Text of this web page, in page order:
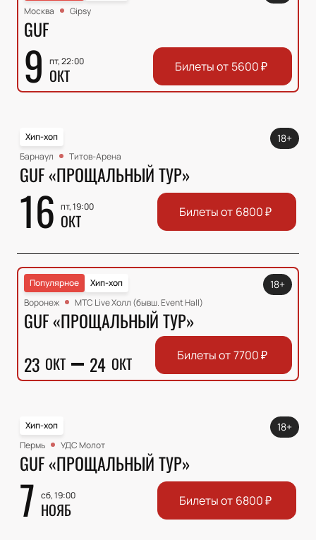
Москва
Gipsy
GUF
9 пт, 22:00
ОКТ Билеты от 5600₽
Хип-хоп
Барнаул
Титов-Арена
GUF «ПРОЩАЛЬНЫЙ ТУР»
16 пт, 19:00
ОКТ
18+
Билеты от 6800₽
Хип-хоп
Популярное
Воронеж
МТС Live Холл (бывш. Event Hall)
GUF «ПРОЩАЛЬНЫЙ ТУР»
23 ОКТ 24 ОКТ
18+
Билеты от7700₽
Хип-хоп
Пермь
УДС Молот
GUF «ПРОЩАЛЬНЫЙ ТУР»
7 сб, 19:00
НОЯБ
18+
Билеты от 6800₽